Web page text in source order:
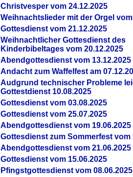
Christvesper vom 24.12.2025
Weihnachtslieder mit der Orgel vom
Gottesdienst vom 21.12.2025
Weihnachtlicher Gottesdienst des
Kinderbibeltages vom 20.12.2025
Abendgottesdienst vom 13.12.2025
Andacht zum Waffelfest am
Audgrund technischer Probleme
Gottestdienst 10.08.2025
Gottesdienst vom 03.08.2025
Gottesdienst vom 25.07.2025
Abendgottesdienst vom 19.06.2025
Gottesdienst zum Sommerfest vom
Abendgottesdienst vom 21.06.2025
Gottesdienst vom 15.06.2025
Pfingstgottesdienst vom 08.06.2025